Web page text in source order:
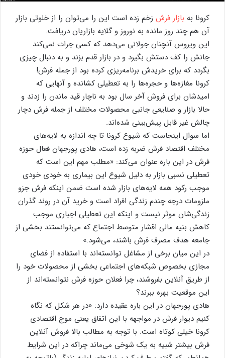
کرونا به بازار فرش زخم زده است این را می‌توان را از خلوتی بازار
آن هم چند روز مانده به نوروز و گلایه بازاریان دریافت.
این ویروس آنچنان جولانی می‌دهد که کسی جرات نمی‌کند
جانش را کف دستش بگیرد و در بازار قدم بزند و به دنبال چیزی
بگردد که برای خریدش برنامه‌ریزی کرده بود از جمله فرش!
کرونا مغازه‌ها و حجره‌ها را به تعطیلی کشانده و آنهایی که
امیدشان برای فروش آخر سال بود به ناچار قید ماندن را زدند و
حالا بازار و صنایعی جانبی محصولات مختلف از جمله فرش دچار
چالش غیر قابل پیش‌بینی شده‌اند.
اما سوال اینجاست که شیوع کرونا تا چه اندازه به لایه‌های
مختلف اقتصاد فرش ضربه زده است، هادی پورجهان فعال حوزه
فرش در این باره عنوان می‌کند: «مطلب مهم این است که
تعطیلی نسبی بازار به دلیل شیوع این بیماری به خودی خودی
موجب رکود همه لایه‌های بازار شده است ضمن اینکه فرش جزو
ملزومات درجه چندم زندگی افراد است و خرید آن در روند گذران
زندگی‌شان موثر نیست و اینکه این تعطیلی اجباری موجب
کاهش بنیه مالی اقشار متوسط اجتماع که می‌توانستند بخشی از
جامعه هدف مصرف فرش باشند، می‌شود.»
در این میان برخی از مشاغل توانسته‌اند با استفاده از فضای
مجازی بخصوص شبکه‌های اجتماعی بخشی از محصولات خود را
از طریق آنلاین بفروشند، چرا فعلان حوزه فرش نتوانسته‌اند از
این موقعیت بهره ببرند؟
هادی پورجهان در این باره عقیده دارد: «در هر شکل که نگاه
کنیم دیوار فرش در مواجهه با این اتفاق یعنی موج اقتصادی
کرونا خیلی کوتاه است. با توجه به مطالب بالا فروش آنلاین
فرش بیشتر شبیه به یک شوخی می‌ماند چراکه در این شرایط